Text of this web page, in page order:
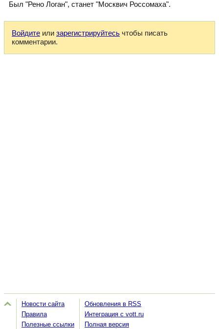
Был "Рено Логан", станет "Москвич Россомаха".
Войдите или зарегистрируйтесь чтобы писать
комментарии.
Новости сайта
Правила
Полезные ссылки
Обновления в RSS
Интеграция с vott.ru
Полная версия